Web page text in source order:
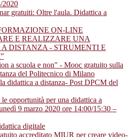
2020
gratuiti: Oltre l'aula. Didattica a
ON-LINE
E REALIZZARE UNA
DISTANZA - STRUMENTI E
a scuola e non" - Mooc gratuito sulla
del Politecnico di Milano
didattica a distanza- Post DPCM del
opportunità per una didattica a
9 marzo 2020 ore 14:00/15:30 –
digitale
accreditato MIUR per creare video-